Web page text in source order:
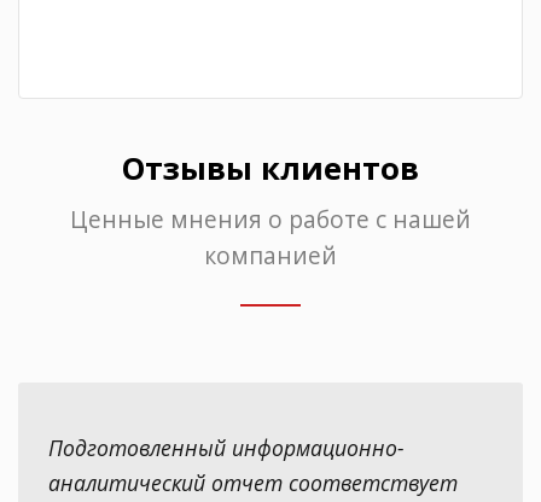
Отзывы клиентов
Ценные мнения о работе с нашей
компанией
Подготовленный информационно-
аналитический отчет соответствует